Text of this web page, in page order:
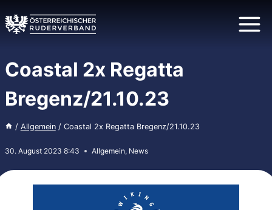
Inhalt
springen
Coastal 2x Regatta
Bregenz/21.10.23
/ Allgemein / Coastal 2x Regatta Bregenz/21.10.23
30. August 2023 8:43 Allgemein, News